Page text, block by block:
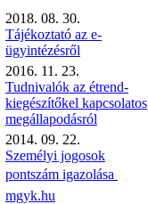
2018. 08. 30.
Tájékoztató az e-
ügyintézésről
2016. 11. 23.
Tudnivalók az étrend-
kiegészítőkel kapcsolatos
megállapodásról
2014. 09. 22.
Személyi jogosok
pontszám igazolása 
mgyk.hu